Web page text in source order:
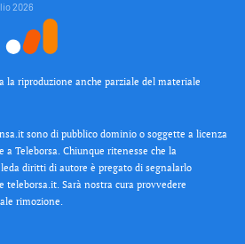
2026
riproduzione anche parziale del materiale
sono di pubblico dominio o soggette a licenza
a Teleborsa. Chiunque ritenesse che la
diritti di autore è pregato di segnalarlo
teleborsa.it. Sarà nostra cura provvedere
rimozione.